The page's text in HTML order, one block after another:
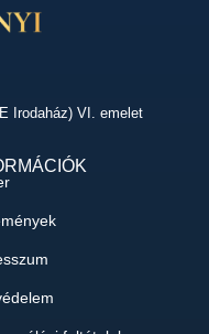
Irodaház) VI. emelet